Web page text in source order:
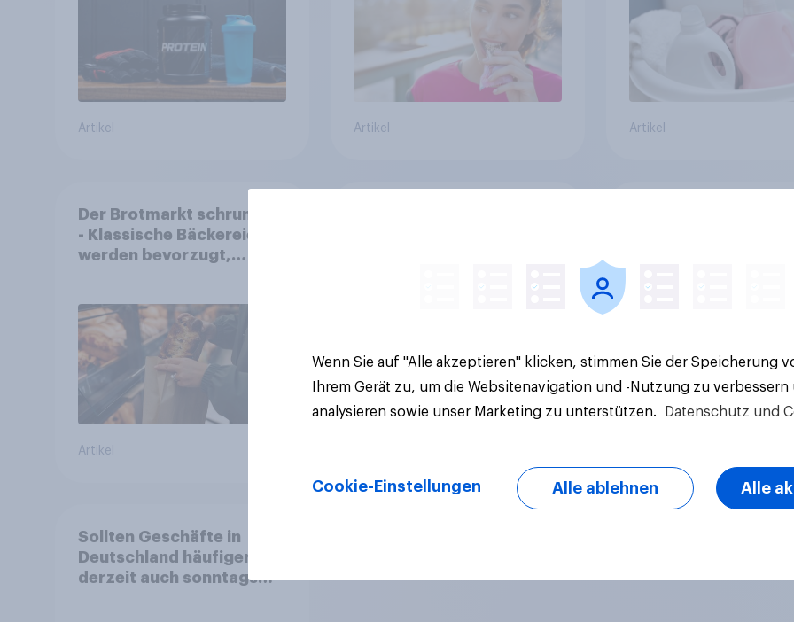
Artikel Artikel Artikel
Der Brotmarkt schrumpft
- Klassische Bäckereien
werden bevorzugt,
Backstationen
Artikel
Sollten Geschäfte in
Deutschland häufiger als
derzeit auch sonntags
Wenn Sie auf "Alle akzeptieren" klicken, stimmen Sie der Speicherung
Ihrem Gerät zu, um die Websitenavigation und -Nutzung zu verbessern
analysieren sowie unser Marketing zu unterstützen.
Datenschutz und
Cookie-Einstellungen Alle ablehnen Alle